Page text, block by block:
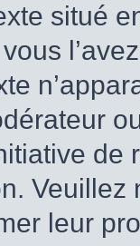
situé
leur